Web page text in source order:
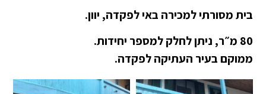
בית מסורתי למכירה באי לפקדה, יוון.
80 מ״ר, ניתן לחלק למספר יחידות.
ממוקם בעיר העתיקה לפקדה.